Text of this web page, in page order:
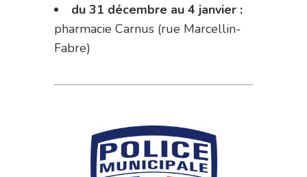
du 31 décembre au 4 janvier :
pharmacie Carnus (rue Marcellin-
Fabre)